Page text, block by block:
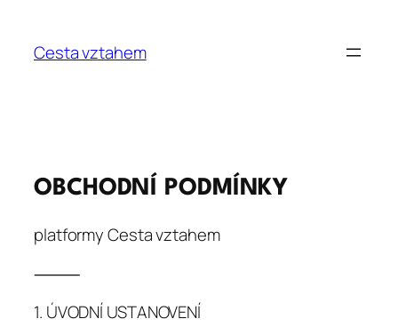
obsahCesta vztahem
OBCHODNÍ PODMÍNKY
platformy Cesta vztahem
⸻
1. ÚVODNÍ USTANOVENÍ